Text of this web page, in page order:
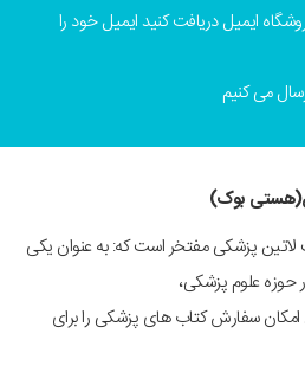
ایمیل دریافت کنید ایمیل خود را
می کنیم
بوک)
پزشکی مفتخر است که: به عنوان یکی
حوزه علوم پزشکی،
سفارش کتاب های پزشکی را برای